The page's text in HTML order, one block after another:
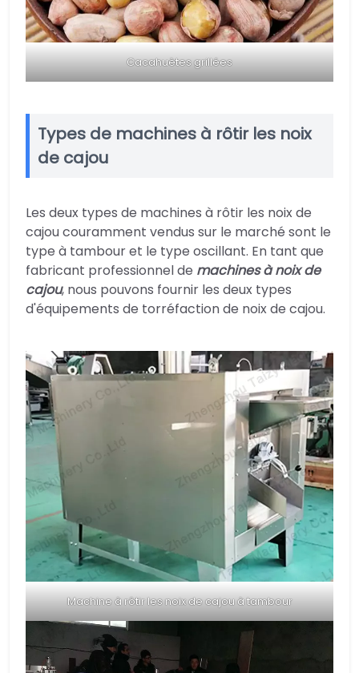
Cacahuètes grillées
Types de machines à rôtir les noix
de cajou
Les deux types de machines à rôtir les noix de
cajou couramment vendus sur le marché sont le
type à tambour et le type oscillant. En tant que
fabricant professionnel de machines à noix de
cajou, nous pouvons fournir les deux types
d'équipements de torréfaction de noix de cajou.
Machine à rôtir les noix de cajou à tambour